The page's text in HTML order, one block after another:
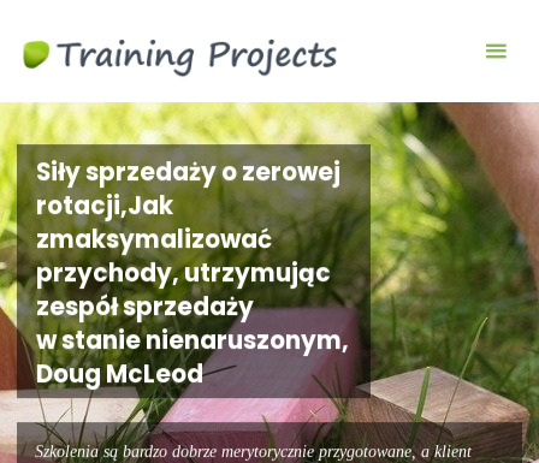
integracyjne,
team
building
Siły sprzedaży o zerowej
rotacji,Jak
zmaksymalizować
przychody, utrzymując
zespół sprzedaży
w stanie nienaruszonym,
Doug McLeod
Szkolenia są bardzo dobrze merytorycznie przygotowane, a klient